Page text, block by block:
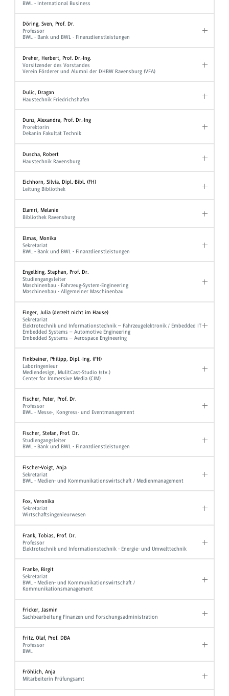
BWL - International Business
Döring, Sven, Prof. Dr.
Professor
BWL - Bank und BWL - Finanzdienstleistungen
Dreher, Herbert, Prof. Dr.-Ing.
Vorsitzender des Vorstandes
Verein Förderer und Alumni der DHBW Ravensburg (VFA)
Dulic, Dragan
Haustechnik Friedrichshafen
Dunz, Alexandra, Prof. Dr.-Ing
Prorektorin
Dekanin Fakultät Technik
Duscha, Robert
Haustechnik Ravensburg
Eichhorn, Silvia, Dipl.-Bibl. (FH)
Leitung Bibliothek
Elamri, Melanie
Bibliothek Ravensburg
Elmas, Monika
Sekretariat
BWL - Bank und BWL - Finanzdienstleistungen
Engelking, Stephan, Prof. Dr.
Studiengangsleiter
Maschinenbau - Fahrzeug-System-Engineering
Maschinenbau - Allgemeiner Maschinenbau
Finger, Julia (derzeit nicht im Hause)
Sekretariat
Elektrotechnik und Informationstechnik – Fahrzeugelektronik / Embedded IT
Embedded Systems – Automotive Engineering
Embedded Systems – Aerospace Engineering
Finkbeiner, Philipp, Dipl.-Ing. (FH)
Laboringenieur
Mediendesign, MulitCast-Studio (stv.)
Center for Immersive Media (CIM)
Fischer, Peter, Prof. Dr.
Professor
BWL - Messe-, Kongress- und Eventmanagement
Fischer, Stefan, Prof. Dr.
Studiengangsleiter
BWL - Bank und BWL - Finanzdienstleistungen
Fischer-Voigt, Anja
Sekretariat
BWL - Medien- und Kommunikationswirtschaft / Medienmanagement
Fox, Veronika
Sekretariat
Wirtschaftsingenieurwesen
Frank, Tobias, Prof. Dr.
Professor
Elektrotechnik und Informationstechnik - Energie- und Umwelttechnik
Franke, Birgit
Sekretariat
BWL - Medien- und Kommunikationswirtschaft /
Kommunikationsmanagement
Fricker, Jasmin
Sachbearbeitung Finanzen und Forschungsadministration
Fritz, Olaf, Prof. DBA
Professor
BWL
Fröhlich, Anja
Mitarbeiterin Prüfungsamt